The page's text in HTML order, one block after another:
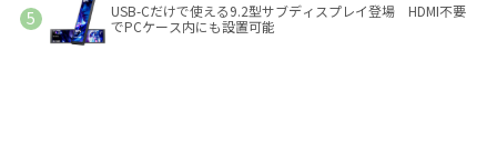
USB-Cだけで使える9.2型サブディスプレイ登場 HDMI不要
でPCケース内にも設置可能